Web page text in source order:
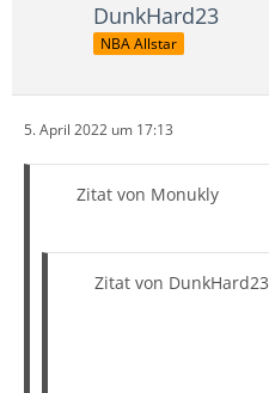
DunkHard23
NBA Allstar
5. April 2022 um 17:13
Zitat von Monukly
Zitat von DunkHard23